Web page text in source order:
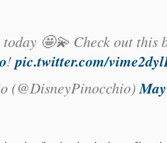
today 🤩💫 Check out this
!pic.twitter.com/
(@DisneyPinocchio)